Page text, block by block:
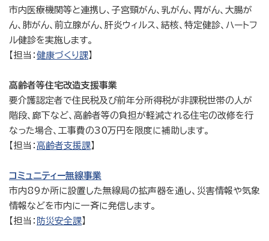
市内医療機関等と連携し、子宮頸がん、乳がん、胃がん、大腸が
ん、肺がん、前立腺がん、肝炎ウィルス、結核、特定健診、ハートフ
ル健診を実施します。
【担当： 健康づくり課】
高齢者等住宅改造支援事業
要介護認定者で住民税及び前年分所得税が非課税世帯の人が
階段、廊下など、高齢者等の負担が軽減される住宅の改修を行
なった場合、工事費の30万円を限度に補助します。
【担当： 高齢者支援課】
コミュニティー無線事業
市内89か所に設置した無線局の拡声器を通し、災害情報や気象
情報などを市内に一斉に発信します。
【担当： 防災安全課】